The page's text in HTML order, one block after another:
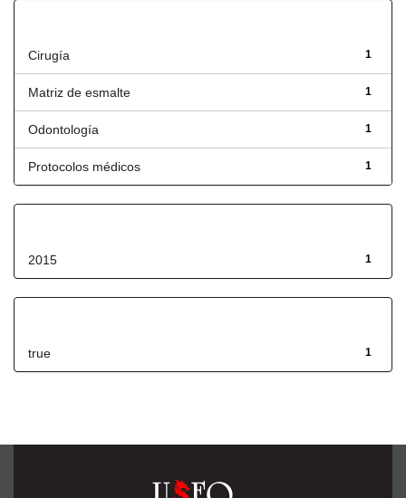
1
Cirugía
1
Matriz de esmalte
1
Odontología
1
Protocolos médicos
1
2015
1
true